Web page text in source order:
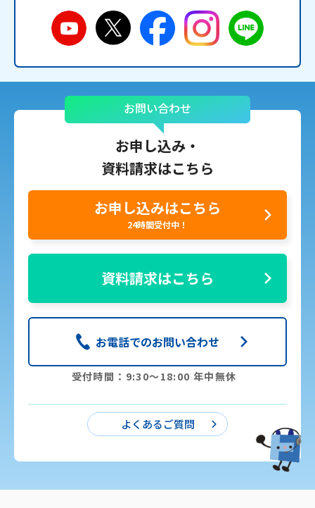
お問い合わせ
お申し込み・
資料請求はこちら
お申し込みはこちら
24時間受付中！
資料請求はこちら
お電話でのお問い合わせ
受付時間：9:30〜18:00 年中無休
よくあるご質問